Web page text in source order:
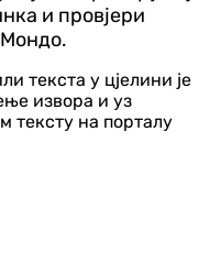
и провјери
текста у цјелини је
извора и уз
тексту на порталу